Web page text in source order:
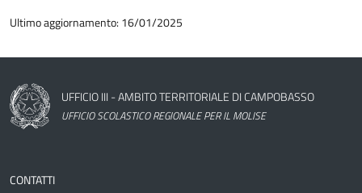
Ultimo aggiornamento: 16/01/2025
Nome dell'amministrazione
UFFICIO III - AMBITO TERRITORIALE DI CAMPOBASSO
UFFICIO SCOLASTICO REGIONALE PER IL MOLISE
CONTATTI